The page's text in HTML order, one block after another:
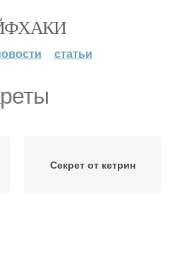
статьи
Секрет от кетрин